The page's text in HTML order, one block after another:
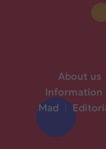
About us
Information
Mad